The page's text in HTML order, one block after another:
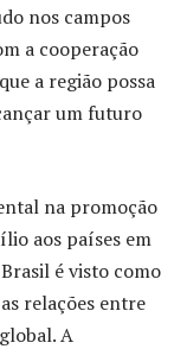
nos campos
a cooperação
a região possa
um futuro
na promoção
aos países em
é visto como
relações entre
A